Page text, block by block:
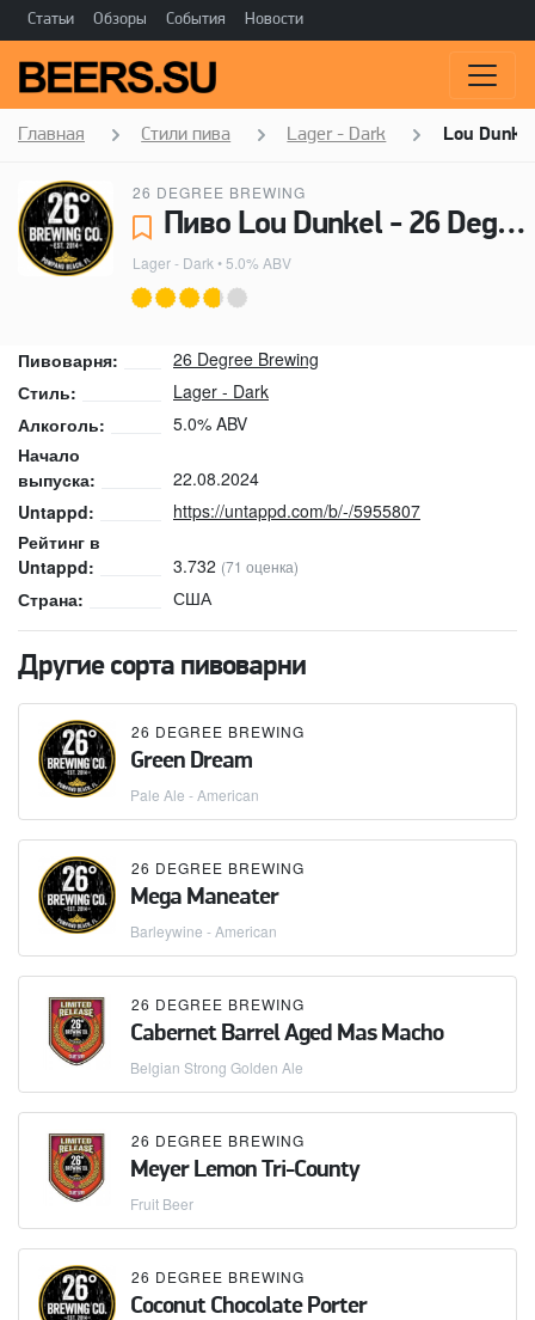
Статьи Обзоры События Новости
Главная Стили пива Lager - Dark Lou Dunkel
26 DEGREE BREWING
Пиво Lou Dunkel - 26 Degree Brewing
Lager - Dark • 5.0% ABV
Пивоварня:
26 Degree Brewing
Стиль:
Lager - Dark
Алкоголь:
5.0% ABV
Начало
выпуска:
22.08.2024
Untappd:
https://untappd.com/b/-/5955807
Рейтинг в
Untappd:
3.732 (71 оценка)
Страна: США
Другие сорта пивоварни
26 DEGREE BREWING
Green Dream
Pale Ale - American
26 DEGREE BREWING
Mega Maneater
Barleywine - American
26 DEGREE BREWING
Cabernet Barrel Aged Mas Macho
Belgian Strong Golden Ale
26 DEGREE BREWING
Meyer Lemon Tri-County
Fruit Beer
26 DEGREE BREWING
Coconut Chocolate Porter